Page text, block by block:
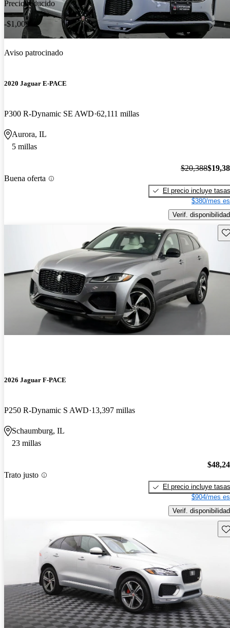
Precio reducido
-$1,000
Aviso patrocinado
2020 Jaguar E-PACE
P300 R-Dynamic SE AWD 62,111 millas
Aurora, IL
5 millas
Buena oferta
$20,388
El precio incluye tasas
$380/mes
Verif. disponibilidad
2026 Jaguar F-PACE
P250 R-Dynamic S AWD 13,397 millas
Schaumburg, IL
23 millas
Trato justo
El precio incluye tasas
$904/mes
Verif. disponibilidad